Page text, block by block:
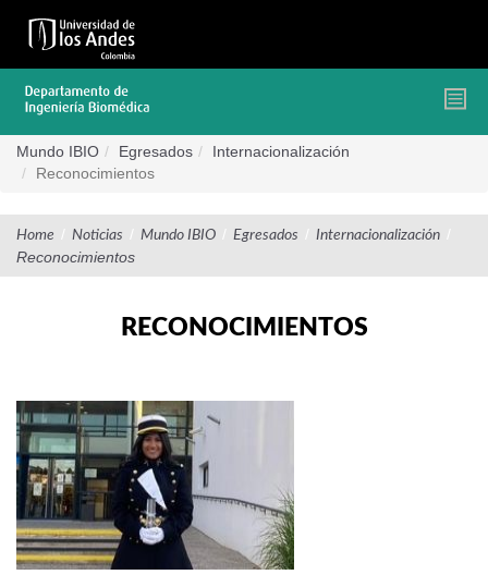
contenido
Mundo IBIO Egresados
Internacionalización
Reconocimientos
Home / Noticias / Mundo IBIO / Egresados / Internacionalización /
Reconocimientos
RECONOCIMIENTOS